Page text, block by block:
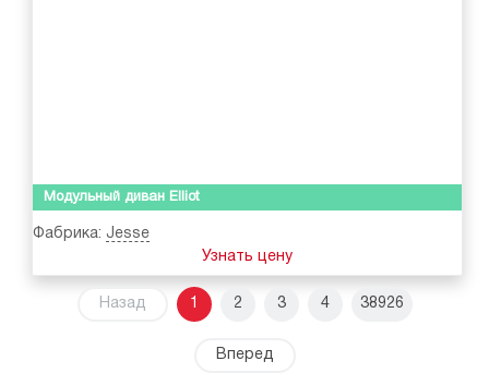
Модульный диван Elliot
Фабрика: Jesse
Узнать цену
Назад 1 2 3 4 38926
Вперед